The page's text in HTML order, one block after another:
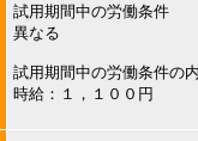
試用期間中の労働条件
異なる
試用期間中の労働条件の
時給：１，１００円